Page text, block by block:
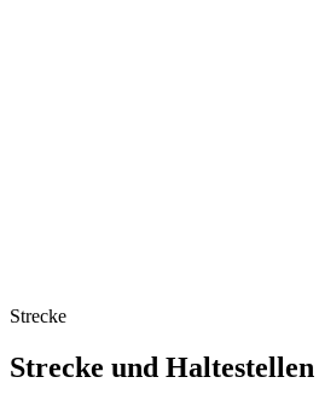
Strecke
Strecke und Haltestellen